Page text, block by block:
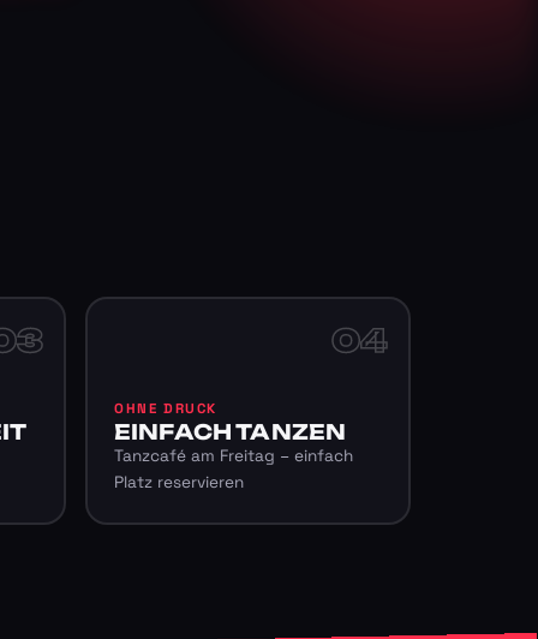
04
OHNE DRUCK
EINFACH TANZEN
Tanzcafé am Freitag – einfach
Platz reservieren